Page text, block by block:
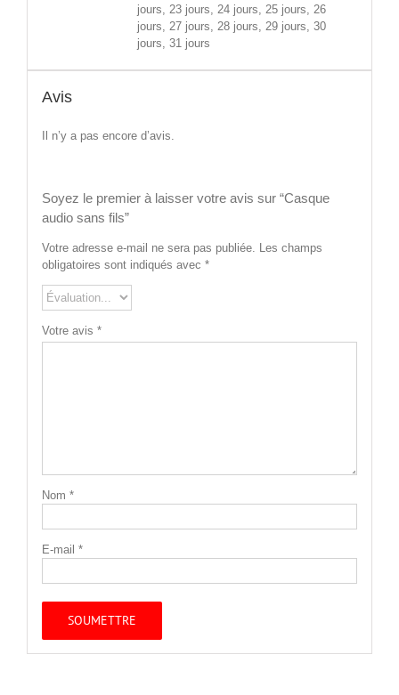
jours, 23 jours, 24 jours, 25 jours, 26
jours, 27 jours, 28 jours, 29 jours, 30
jours, 31 jours
Avis
Il n’y a pas encore d’avis.
Soyez le premier à laisser votre avis sur “Casque
audio sans fils”
Votre adresse e-mail ne sera pas publiée. Les champs
obligatoires sont indiqués avec *
Votre avis *
Nom *
E-mail *